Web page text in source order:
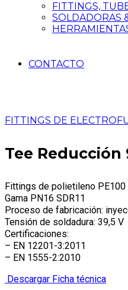
FITTINGS,
SOLDADORAS
CONTACTO
FITTINGS DE
Tee Reducción
Fittings de polietileno
Gama PN16 SDR11
Proceso de fabricación:
Tensión de soldadura: 39,5 V
Certificaciones:
– EN 12201-3:2011
– EN 1555-2:2010
Descargar Ficha técnica